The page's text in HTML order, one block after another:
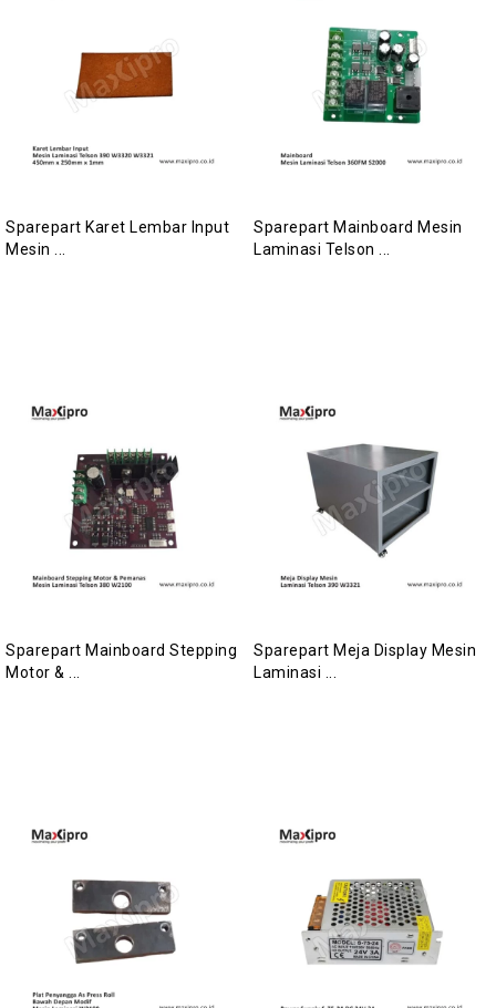
Sparepart Karet Lembar Input
Mesin ...
Sparepart Mainboard Mesin
Laminasi Telson ...
Sparepart Mainboard Stepping
Motor & ...
Sparepart Meja Display Mesin
Laminasi ...